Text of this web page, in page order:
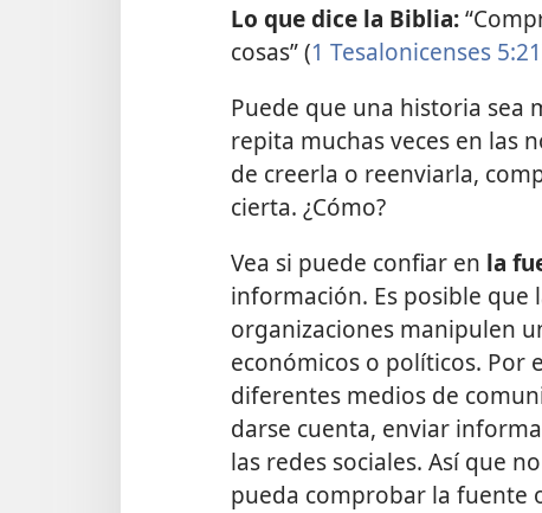
Lo que dice la Biblia:
cosas” (1 Tesalonicenses 5:21
Puede que una historia sea
repita muchas veces en las
de creerla o reenviarla,
cierta. ¿Cómo?
Vea si puede confiar en la
información. Es posible que
organizaciones manipulen
económicos o políticos. Por
diferentes medios de
darse cuenta, enviar
las redes sociales. Así que
pueda comprobar la fuente